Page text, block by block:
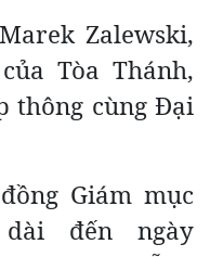
Zalewski,
Tòa Thánh,
thông cùng Đại
Giám mục
đến ngày